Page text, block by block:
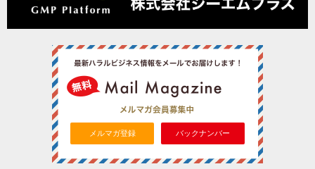
メルマガ登録 バックナンバー